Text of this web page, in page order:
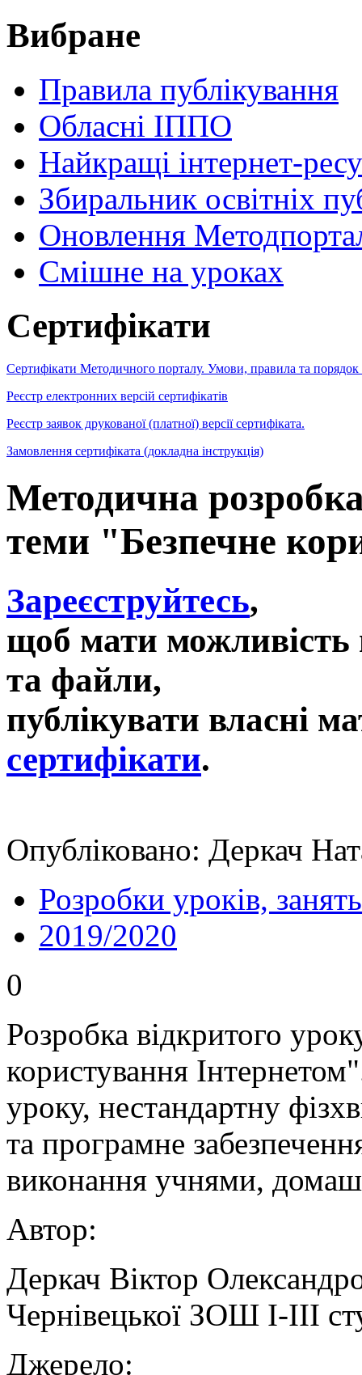
Вибране
Правила публікування
Обласні ІППО
Найкращі інтернет-
Збиральник освітніх
Оновлення
Cмішне на уроках
Сертифікати
Сертифікати Методичного порталу. Умови, правила та порядок
Реєстр електронних версій сертифікатів
Реєстр заявок друкованої (платної) версії сертифіката.
Замовлення сертифіката (докладна інструкція)
Методична
теми "Безпечне
Зареєструйтесь,
щоб мати можливість
та файли,
публікувати власні
сертифікати.
Опубліковано: Деркач
Розробки уроків, занять
2019/2020
0
Розробка відкритого
користування
уроку, нестандартну
та програмне
виконання учнями,
Автор:
Деркач Віктор
Чернівецької ЗОШ І-ІІІ
Джерело: